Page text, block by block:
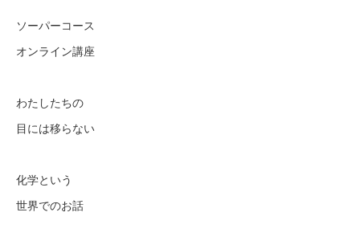
ソーパーコース
オンライン講座
わたしたちの
目には移らない
化学という
世界でのお話